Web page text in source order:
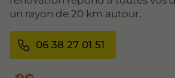
un rayon de 20 km autour.
06 38 27 01 51